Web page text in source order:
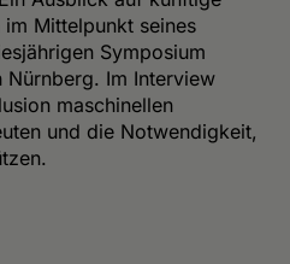
Mittelpunkt seines
Symposium
Im Interview
maschinellen
und die Notwendigkeit,